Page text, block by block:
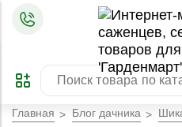
ПРЕДЗАКАЗ
ЛУЧШЕЕ
Главная Блог дачника